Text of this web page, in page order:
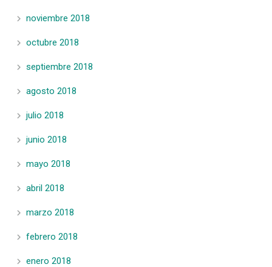
noviembre 2018
octubre 2018
septiembre 2018
agosto 2018
julio 2018
junio 2018
mayo 2018
abril 2018
marzo 2018
febrero 2018
enero 2018